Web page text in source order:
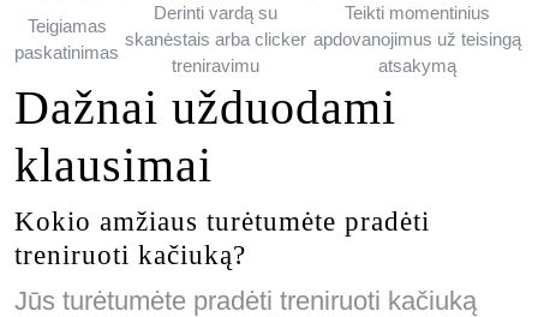
Teigiamas
paskatinimas
Derinti vardą su
skanėstais arba clicker
treniravimu
Teikti momentinius
apdovanojimus už teisingą
atsakymą
Dažnai užduodami
klausimai
Kokio amžiaus turėtumėte pradėti
treniruoti kačiuką?
Jūs turėtumėte pradėti treniruoti kačiuką